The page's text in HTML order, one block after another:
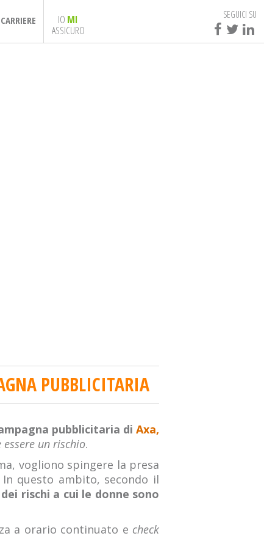
CARRIERE IO MI
ASSICURO
SEGUICI SU
PUBBLICITARIA
pubblicitaria di Axa,
essere un rischio.
vogliono spingere la presa
questo ambito, secondo il
rischi a cui le donne sono
a orario continuato e check